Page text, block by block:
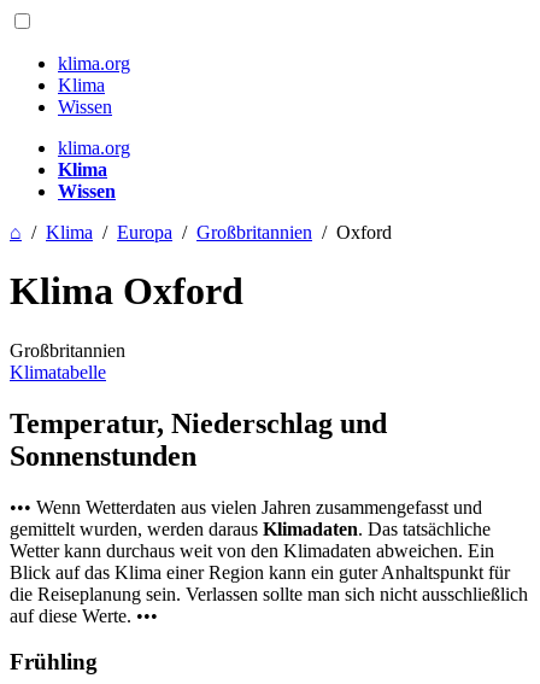
klima.org
Klima
Wissen
klima.org
Klima
Wissen
⌂ / Klima / Europa / Großbritannien / Oxford
Klima Oxford
Großbritannien
Klimatabelle
Temperatur, Niederschlag und
Sonnenstunden
••• Wenn Wetterdaten aus vielen Jahren zusammengefasst und
gemittelt wurden, werden daraus Klimadaten. Das tatsächliche
Wetter kann durchaus weit von den Klimadaten abweichen. Ein
Blick auf das Klima einer Region kann ein guter Anhaltspunkt für
die Reiseplanung sein. Verlassen sollte man sich nicht ausschließlich
auf diese Werte. •••
Frühling